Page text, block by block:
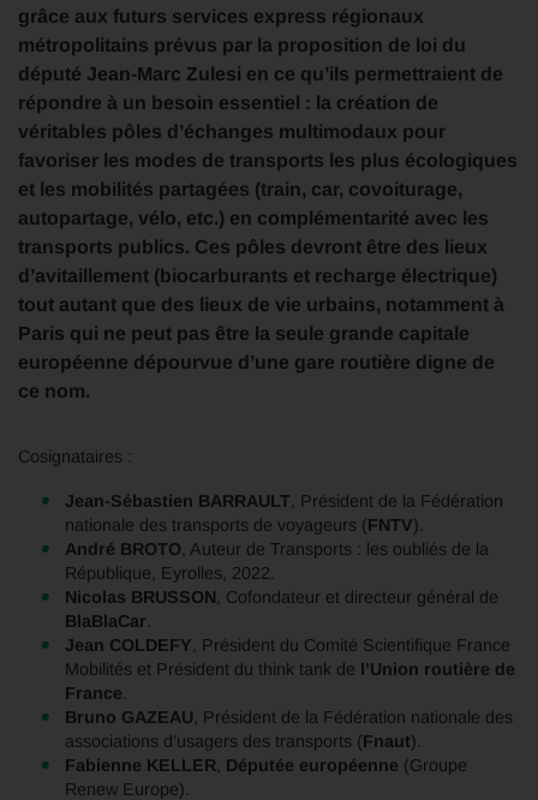
grâce aux futurs services express régionaux
métropolitains prévus par la proposition de loi du
député Jean-Marc Zulesi en ce qu’ils permettraient de
répondre à un besoin essentiel : la création de
véritables pôles d’échanges multimodaux pour
favoriser les modes de transports les plus écologiques
et les mobilités partagées (train, car, covoiturage,
autopartage, vélo, etc.) en complémentarité avec les
transports publics. Ces pôles devront être des lieux
d’avitaillement (biocarburants et recharge électrique)
tout autant que des lieux de vie urbains, notamment à
Paris qui ne peut pas être la seule grande capitale
européenne dépourvue d’une gare routière digne de
ce nom.
Cosignataires :
Jean-Sébastien BARRAULT , Président de la Fédération
nationale des transports de voyageurs (FNTV).
André BROTO , Auteur de Transports : les oubliés de la
République, Eyrolles, 2022.
Nicolas BRUSSON , Cofondateur et directeur général de
BlaBlaCar
Jean COLDEFY , Président du Comité Scientifique France
Mobilités et Président du think tank de
l’Union routière de
France
Bruno GAZEAU , Président de la Fédération nationale des
associations d’usagers des transports (Fnaut).
Fabienne KELLER
Députée européenne (Groupe
Renew Europe).